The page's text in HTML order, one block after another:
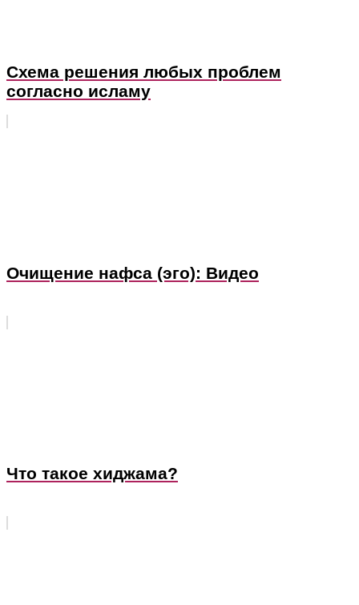
Схема решения любых проблем
согласно исламу
Очищение нафса (эго): Видео
Что такое хиджама?